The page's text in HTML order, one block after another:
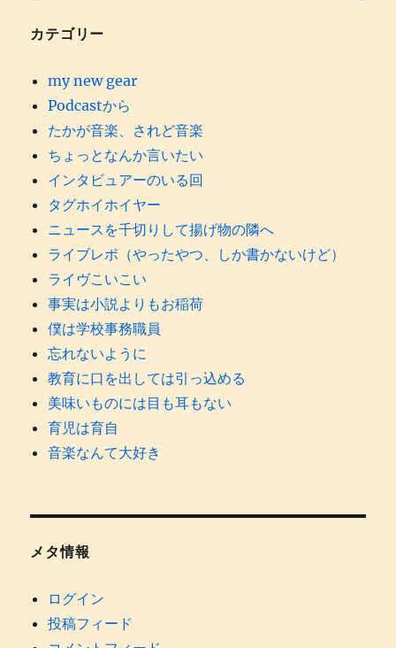
カテゴリー
my new gear
Podcastから
たかが音楽、されど音楽
ちょっとなんか言いたい
インタビュアーのいる回
タグホイホイヤー
ニュースを千切りして揚げ物の隣へ
ライブレポ（やったやつ、しか書かないけど）
ライヴこいこい
事実は小説よりもお稲荷
僕は学校事務職員
忘れないように
教育に口を出しては引っ込める
美味いものには目も耳もない
育児は育自
音楽なんて大好き
メタ情報
ログイン
投稿フィード